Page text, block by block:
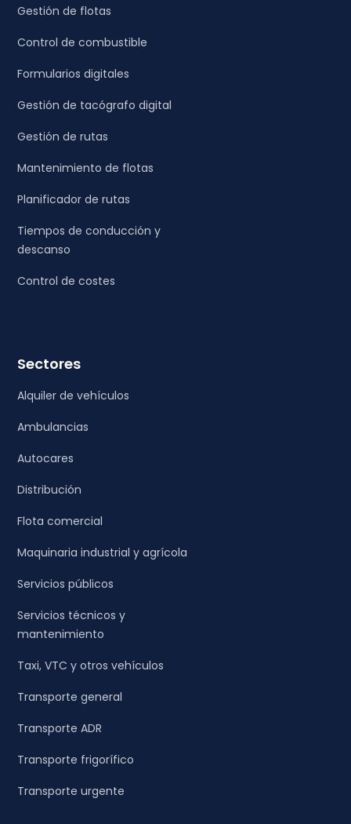
Gestión de flotas
Control de combustible
Formularios digitales
Gestión de tacógrafo digital
Gestión de rutas
Mantenimiento de flotas
Planificador de rutas
Tiempos de conducción y
descanso
Control de costes
Sectores
Alquiler de vehículos
Ambulancias
Autocares
Distribución
Flota comercial
Maquinaria industrial y agrícola
Servicios públicos
Servicios técnicos y
mantenimiento
Taxi, VTC y otros vehículos
Transporte general
Transporte ADR
Transporte frigorífico
Transporte urgente